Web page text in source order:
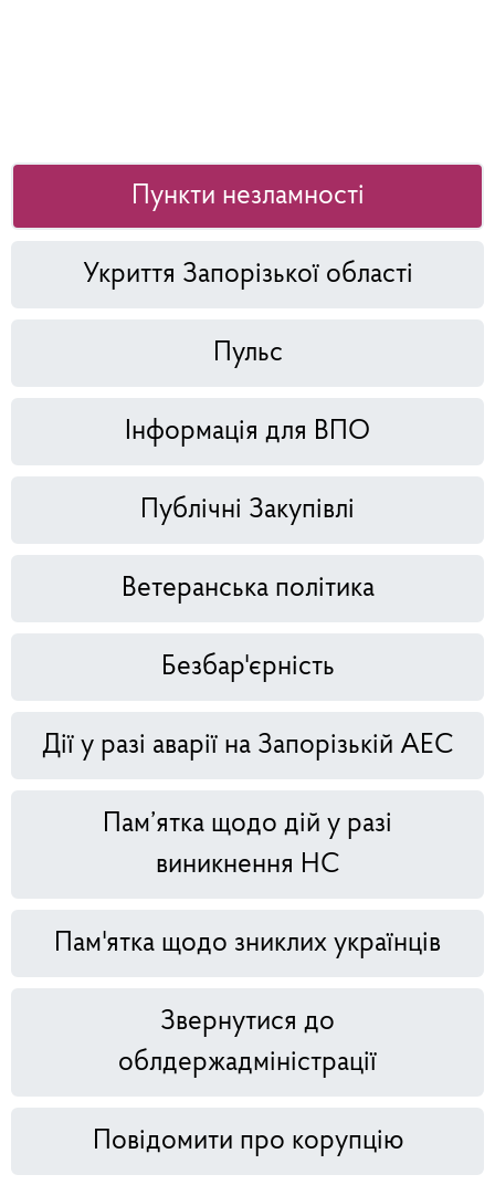
Пункти незламності
Укриття Запорізької області
Пульс
Інформація для ВПО
Публічні Закупівлі
Ветеранська політика
Безбар'єрність
Дії у разі аварії на Запорізькій АЕС
Пам’ятка щодо дій у разі
виникнення НС
Пам'ятка щодо зниклих українців
Звернутися до
облдержадміністрації
Повідомити про корупцію